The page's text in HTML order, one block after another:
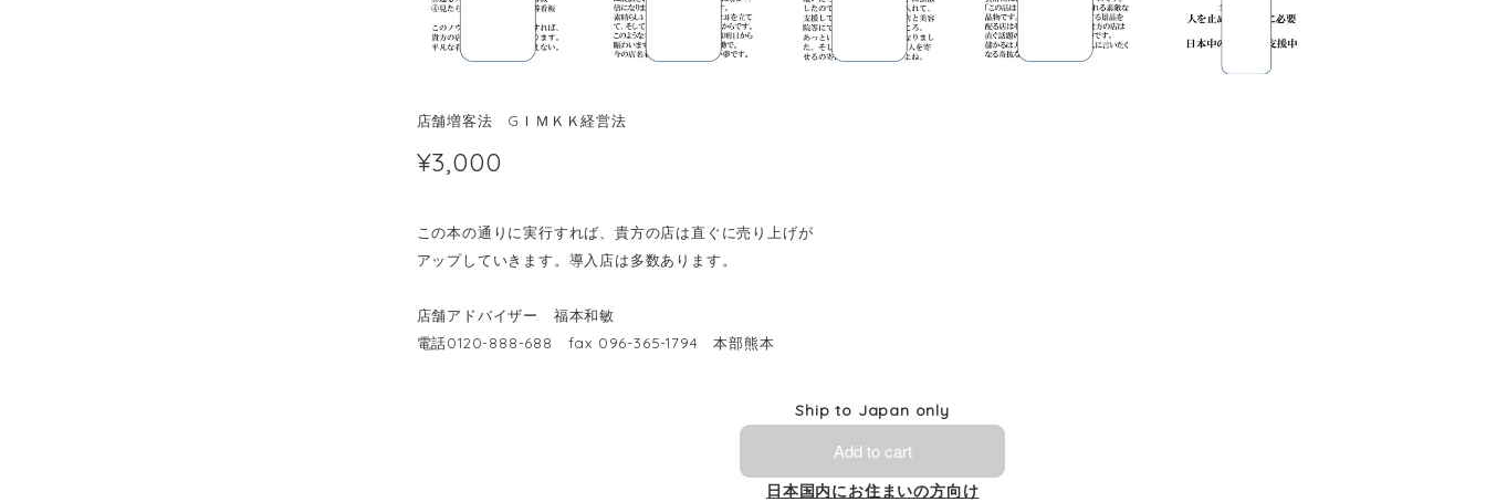
店舗増客法 GＩＭＫＫ経営法
¥3,000
この本の通りに実行すれば、貴方の店は直ぐに売り上げが
アップしていきます。導入店は多数あります。
店舗アドバイザー 福本和敏
電話0120-888-688 fax 096-365-1794 本部熊本
Ship to Japan only
Add to cart
日本国内にお住まいの方向け